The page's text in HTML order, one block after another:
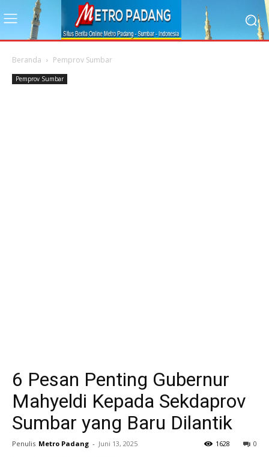
Beranda Pemprov Sumbar
Pemprov Sumbar
6 Pesan Penting Gubernur
Mahyeldi Kepada Sekdaprov
Sumbar yang Baru Dilantik
Penulis Metro Padang - Juni 13, 2025 0
1628